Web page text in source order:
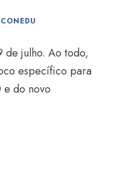
CONEDU
de julho. Ao todo,
específico para
e do novo